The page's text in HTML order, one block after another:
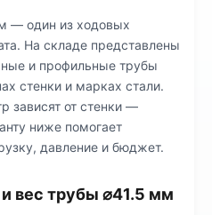
— один из ходовых
На складе представлены
и профильные трубы
стенки и марках стали.
зависят от стенки —
ниже помогает
давление и бюджет.
вес трубы ⌀41.5 мм